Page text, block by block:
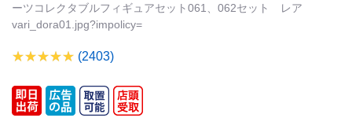
ーツコレクタブルフィギュアセット061、062セット レア
vari_dora01.jpg?impolicy=
(2403)